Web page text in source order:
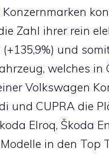
Zahl ihrer rein
(+135,9%) und
welches
Volkswagen
und CUPRA die
Elroq, Škoda
in den Top